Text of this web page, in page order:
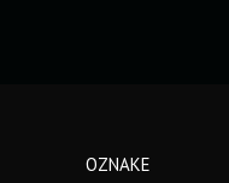
OZNAKE